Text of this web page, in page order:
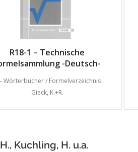
R18-1 – Technische
-Deutsch-
Wörterbücher / Formelverzeichnis
Gieck, K.+R.
Kuchling, H. u.a.